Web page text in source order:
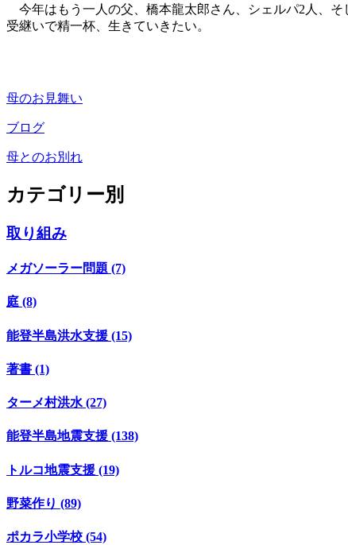
今年はもう一人の父、橋本龍太郎さん、シェルパ2人、
受継いで精一杯、生きていきたい。
母のお見舞い
ブログ
母とのお別れ
カテゴリー別
取り組み
メガソーラー問題 (7)
庭 (8)
能登半島洪水支援 (15)
著書 (1)
ターメ村洪水 (27)
能登半島地震支援 (138)
トルコ地震支援 (19)
野菜作り (89)
ポカラ小学校 (54)